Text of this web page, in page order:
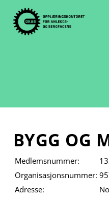
content
BYGG OG
Medlemsnummer:
Organisasjonsnummer:
Adresse: